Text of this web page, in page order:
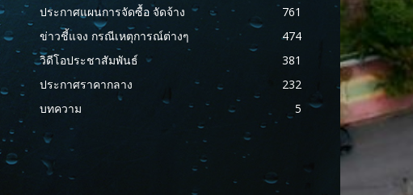
ประกาศแผนการจัดซื้อ จัดจ้าง
761
ข่าวชี้แจง กรณีเหตุการณ์ต่างๆ
474
วิดีโอประชาสัมพันธ์
381
ประกาศราคากลาง
232
บทความ
5